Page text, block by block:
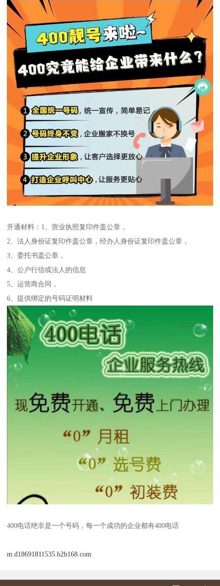
开通材料：1、营业执照复印件盖公章，
2、法人身份证复印件盖公章，经办人身份证复印件盖公章，
3、委托书盖公章，
4、公户行信或法人的信息
5、运营商合同，
6、提供绑定的号码证明材料
400电话绝非是一个号码，每一个成功的企业都有400电话
m.d18691811535.b2b168.com